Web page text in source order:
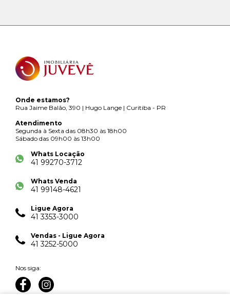
Onde estamos?
Rua Jaime Balão, 390 | Hugo Lange | Curitiba - PR
Atendimento
Segunda à Sexta das 08h30 às 18h00
Sábado das 09h00 às 13h00
Whats Locação
41 99270-3712
Whats Venda
41 99148-4621
Ligue Agora
41 3353-3000
Vendas - Ligue Agora
41 3252-5000
Nos siga: